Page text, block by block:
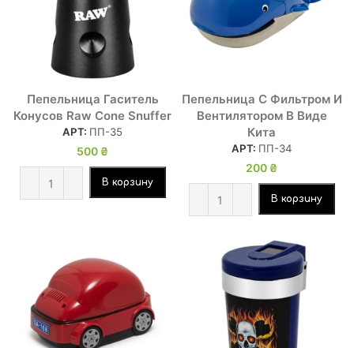
Пепельница Гаситель
Конусов Raw Cone Snuffer
АРТ: ПП-35
500 ₴
В корзину
Пепельница С Фильтром И
Вентилятором В Виде
Кита
АРТ: ПП-34
200 ₴
В корзину